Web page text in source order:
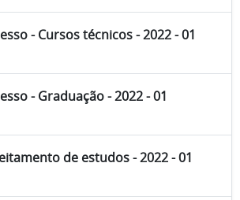
- Cursos técnicos - 2022 - 01
- Graduação - 2022 - 01
de estudos - 2022 - 01